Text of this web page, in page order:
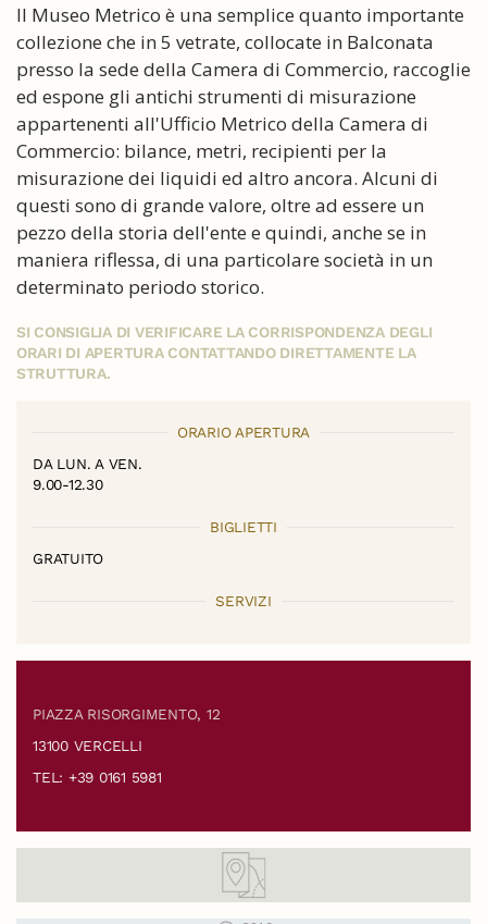
Il Museo Metrico è una semplice quanto importante
collezione che in 5 vetrate, collocate in Balconata
presso la sede della Camera di Commercio, raccoglie
ed espone gli antichi strumenti di misurazione
appartenenti all'Ufficio Metrico della Camera di
Commercio: bilance, metri, recipienti per la
misurazione dei liquidi ed altro ancora. Alcuni di
questi sono di grande valore, oltre ad essere un
pezzo della storia dell'ente e quindi, anche se in
maniera riflessa, di una particolare società in un
determinato periodo storico.
SI CONSIGLIA DI VERIFICARE LA CORRISPONDENZA DEGLI
ORARI DI APERTURA CONTATTANDO DIRETTAMENTE LA
STRUTTURA.
ORARIO APERTURA
DA LUN. A VEN.
9.00-12.30
BIGLIETTI
GRATUITO
SERVIZI
PIAZZA RISORGIMENTO, 12
13100 VERCELLI
TEL: +39 0161 5981